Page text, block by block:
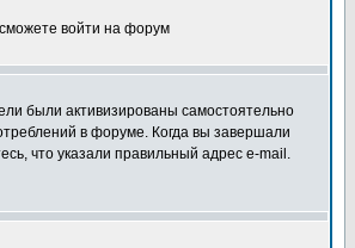
войти на форум
были активизированы самостоятельно
в форуме. Когда вы завершали
что указали правильный адрес e-mail.